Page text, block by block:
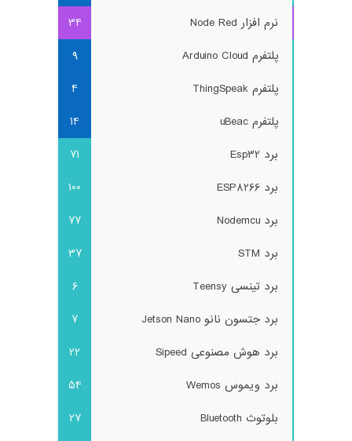
نرم افزار Node Red
34
پلتفرم Arduino Cloud
9
پلتفرم ThingSpeak
4
پلتفرم uBeac
14
برد Esp32
71
برد ESP8266
100
برد Nodemcu
77
برد STM
37
برد تینسی Teensy
6
برد جتسون نانو Jetson Nano
7
برد هوش مصنوعی Sipeed
22
برد ویموس Wemos
54
بلوتوث Bluetooth
27